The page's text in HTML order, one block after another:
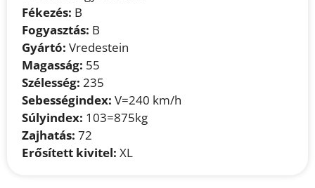
Fékezés: B
Fogyasztás: B
Gyártó: Vredestein
Magasság: 55
Szélesség: 235
Sebességindex: V=240 km/h
Súlyindex: 103=875kg
Zajhatás: 72
Erősített kivitel: XL